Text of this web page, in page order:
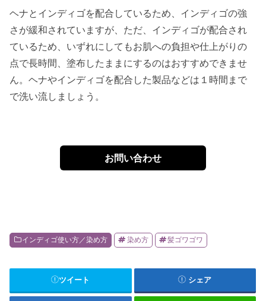
ヘナとインディゴを配合しているため、インディゴの強
さが緩和されていますが、ただ、インディゴが配合され
ているため、いずれにしてもお肌への負担や仕上がりの
点で長時間、塗布したままにするのはおすすめできませ
ん。ヘナやインディゴを配合した製品などは１時間まで
で洗い流しましょう。
お問い合わせ
インディゴ使い方／染め方 染め方 髪ゴワゴワ
ツイート シェア